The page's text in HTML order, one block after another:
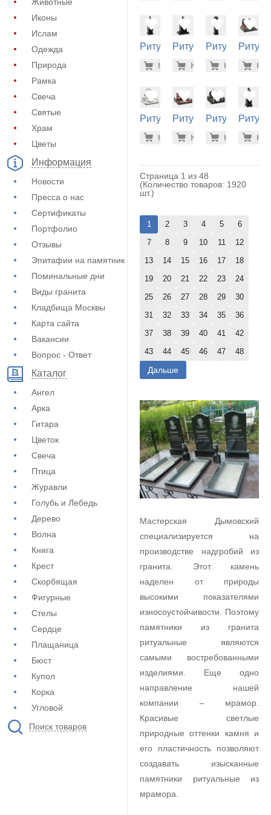
Иконы
Ислам
Одежда
Природа
Рамка
Свеча
Святые
Храм
Цветы
Информация
Новости
Пресса о нас
Сертификаты
Портфолио
Отзывы
Эпитафии на памятник
Поминальные дни
Виды гранита
Кладбища Москвы
Карта сайта
Вакансии
Вопрос - Ответ
Каталог
Ангел
Арка
Гитара
Цветок
Свеча
Птица
Журавли
Голубь и Лебедь
Дерево
Волна
Книга
Крест
Скорбящая
Фигурные
Стелы
Сердце
Плащаница
Бюст
Купол
Корка
Угловой
Поиск товаров
Ритуальный
(30-617)
-7%
Купить
Ритуальный
(30-679)
-7%
Купить
Ритуальный
(30-646)
-
Купить(40-
Ритуальный
(40-154)
-7%
Купить
Ритуальный
(40-112)
-7%
Купить
Ритуальный
(40-296)
-
Купить(30-
Страница 1 из 48
(Количество товаров: 1920
шт.)
1 2 3 4 5
6
7
8 9 10 11
12
13
14 15 16 17
18
19
20 21 22 23
24
25
26 27 28 29
30
31
32 33 34 35
36
37
38 39 40 41
42
43
44 45 46 47 48
Дальше
Мастерская Дымовский
специализируется на
производстве надгробий из
гранита. Этот камень
наделен от природы
высокими показателями
износоустойчивости. Поэтому
памятники из гранита
ритуальные являются
самыми востребованными
изделиями. Еще одно
направление нашей
компании – мрамор.
Красивые светлые
природные оттенки камня и
его пластичность позволяют
создавать изысканные
памятники ритуальные из
мрамора.